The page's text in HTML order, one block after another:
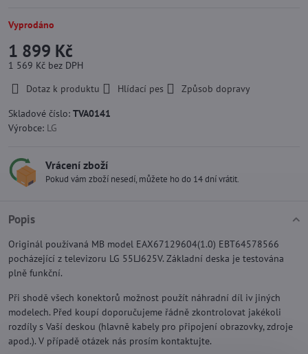
Vyprodáno
1 899 Kč
1 569 Kč bez DPH
Dotaz k produktu
Hlídací pes
Způsob dopravy
Skladové číslo: TVA0141
Výrobce: LG
Vrácení zboží
Pokud vám zboží nesedí, můžete ho do 14 dní vrátit.
Popis
Originál používaná MB model EAX67129604(1.0) EBT64578566
pocházející z televizoru LG 55LJ625V. Základní deska je testována
plně funkční.
Při shodě všech konektorů možnost použít náhradní díl iv jiných
modelech. Před koupí doporučujeme řádně zkontrolovat jakékoli
rozdíly s Vaší deskou (hlavně kabely pro připojení obrazovky, zdroje
apod.). V případě otázek nás prosím kontaktujte.